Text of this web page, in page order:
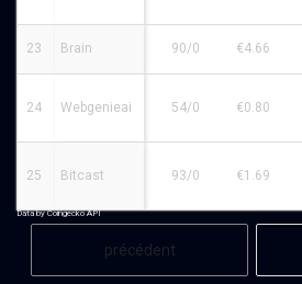
précédent
23 Brain 90/0 €4.66
24 Webgenieai 54/0 €0.80
25 Bitcast 93/0 €1.69
Data by Coingecko API